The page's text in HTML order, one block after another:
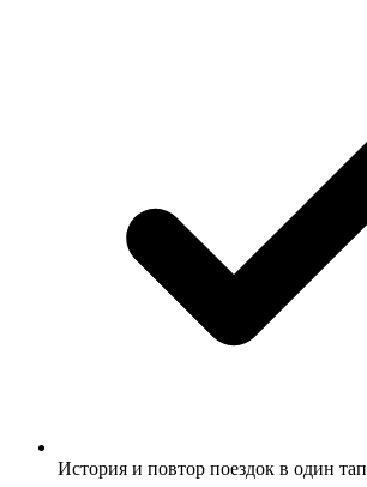
История и повтор поездок в один тап